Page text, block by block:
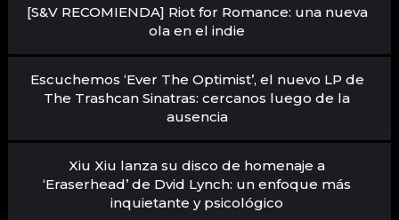
[S&V RECOMIENDA] Riot for Romance: una nueva
ola en el indie
Escuchemos ‘Ever The Optimist’, el nuevo LP de
The Trashcan Sinatras: cercanos luego de la
ausencia
Xiu Xiu lanza su disco de homenaje a
‘Eraserhead’ de Dvid Lynch: un enfoque más
inquietante y psicológico